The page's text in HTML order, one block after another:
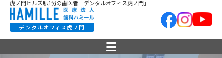
虎ノ門ヒルズ駅1分の歯医者「デンタルオフィス虎ノ門」
デンタルオフィス虎ノ門